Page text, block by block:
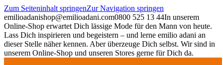
Zum Seiteninhalt springenZur Navigation springen
emilioadanishop@emilioadani.com0800 525 13 44In unserem
Online-Shop erwartet Dich lässige Mode für den Mann von heute.
Lass Dich inspirieren und begeistern – und lerne emilio adani an
dieser Stelle näher kennen. Aber überzeuge Dich selbst. Wir sind in
unserem Online-Shop und unseren Stores gerne für Dich da.